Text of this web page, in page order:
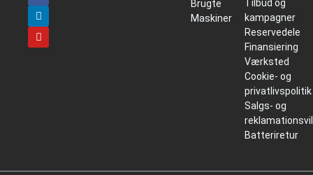
Brugte
Maskiner
Tilbud og
kampagner
Reservedele
Finansiering
Værksted
Cookie- og
privatlivspolitik
Salgs- og
Batteriretur